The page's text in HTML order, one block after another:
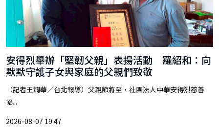
安得烈舉辦「堅韌父親」表揚活動 羅紹和：向
默默守護子女與家庭的父親們致敬
（記者王烱華／台北報導）父親節將至，社團法人中華安得烈慈善
協...
2026-08-07 19:47